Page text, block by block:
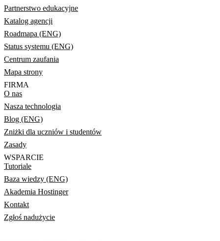
Partnerstwo edukacyjne
Katalog agencji
Roadmapa (ENG)
Status systemu (ENG)
Centrum zaufania
Mapa strony
FIRMA
O nas
Nasza technologia
Blog (ENG)
Zniżki dla uczniów i studentów
Zasady
WSPARCIE
Tutoriale
Baza wiedzy (ENG)
Akademia Hostinger
Kontakt
Zgłoś nadużycie